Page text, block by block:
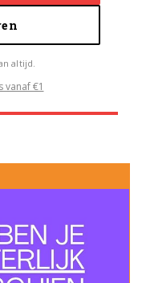
altijd.
vanaf €1